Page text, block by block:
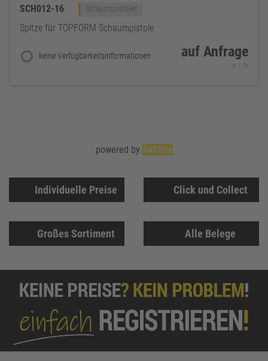
SCH012-16 Schaumpistolen
Spitze für TOPFORM Schaumpistole
keine Verfügbarkeitsinformationen auf Anfrage
je 1 St
Individuelle Preise Click und Collect
Großes Sortiment Alle Belege
powered by SellSite